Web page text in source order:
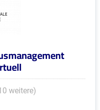
weitere)